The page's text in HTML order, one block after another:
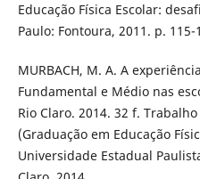
Educação Física Escolar:
Paulo: Fontoura, 2011. p. 115-
MURBACH, M. A. A
Fundamental e Médio nas
Rio Claro. 2014. 32 f.
(Graduação em Educação
Universidade Estadual